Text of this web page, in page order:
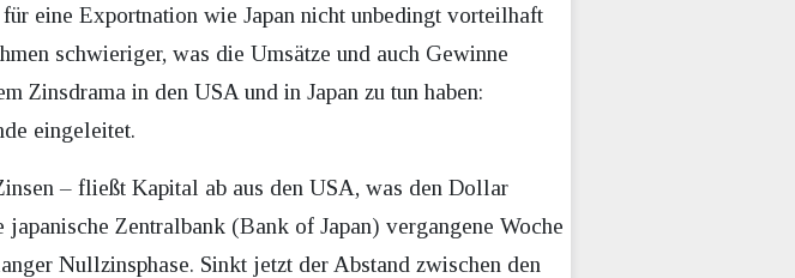
eine Exportnation wie Japan nicht unbedingt vorteilhaft
schwieriger, was die Umsätze und auch Gewinne
Zinsdrama in den USA und in Japan zu tun haben:
eingeleitet.
– fließt Kapital ab aus den USA, was den Dollar
Zentralbank (Bank of Japan) vergangene Woche
Nullzinsphase. Sinkt jetzt der Abstand zwischen den